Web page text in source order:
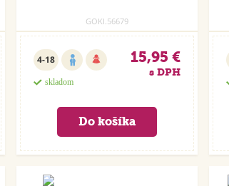
GOKI.56679
4-18
skladom
15,95 €
s DPH